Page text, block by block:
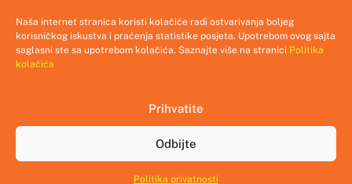
Naša internet stranica koristi kolačiće radi ostvarivanja boljeg
korisničkog iskustva i praćenja statistike posjeta. Upotrebom ovog sajta
saglasni ste sa upotrebom kolačića. Saznajte više na stranici Politika
kolačića
Prihvatite
Odbijte
Politika privatnosti
@2025 CInMED.me || All rights reserved.
Crafted with